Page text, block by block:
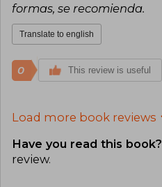
formas, se recomienda.
Translate to english
0 This review is useful
Load more book reviews
Have you read this book?
review.